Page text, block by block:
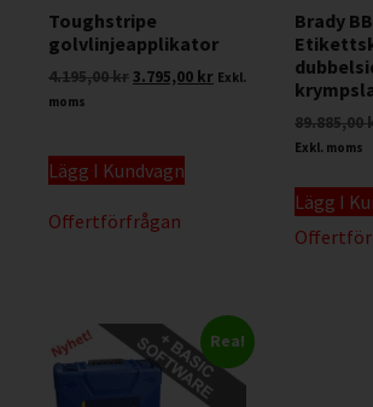
Toughstripe
golvlinjeapplikator
4.195,00kr3.795,00 kr Exkl.
moms
Lägg I Kundvagn
Offertförfrågan
Brady
89.885,00
Exkl. moms
Lägg I
Rea!